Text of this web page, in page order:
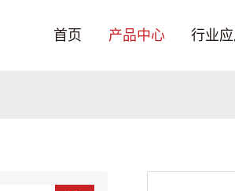
首页 产品中心 行业应